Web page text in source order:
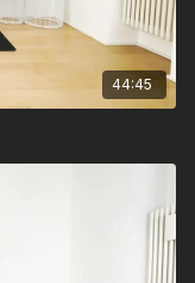
44:45